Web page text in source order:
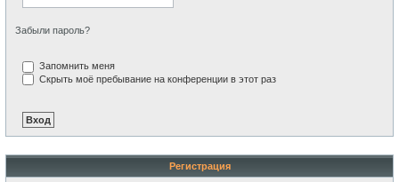
Забыли пароль?
Запомнить меня
Скрыть моё пребывание на конференции в этот раз
Регистрация